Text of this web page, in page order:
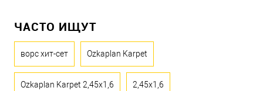
ЧАСТО ИЩУТ
ворс хит-сет Ozkaplan Karpet
Ozkaplan Karpet 2,45x1,6 2,45x1,6